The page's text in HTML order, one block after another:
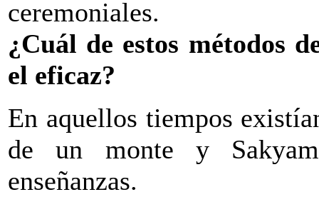
ceremoniales.
¿Cuál de estos métodos
el eficaz?
En aquellos tiempos
de un monte y
enseñanzas.